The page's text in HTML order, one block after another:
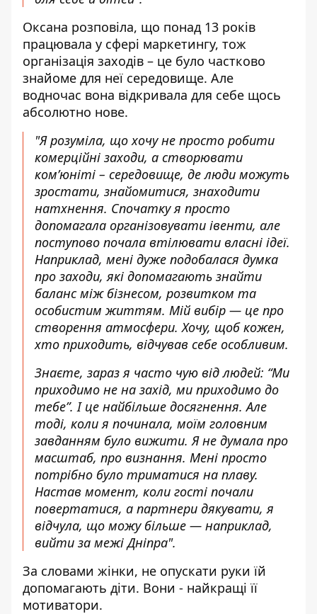
Оксана розповіла, що понад 13 років
працювала у сфері маркетингу, тож
організація заходів – це було частково
знайоме для неї середовище. Але
водночас вона відкривала для себе щось
абсолютно нове.
"Я розуміла, що хочу не просто робити
комерційні заходи, а створювати
ком’юніті – середовище, де люди можуть
зростати, знайомитися, знаходити
натхнення. Спочатку я просто
допомагала організовувати івенти, але
поступово почала втілювати власні ідеї.
Наприклад, мені дуже подобалася думка
про заходи, які допомагають знайти
баланс між бізнесом, розвитком та
особистим життям. Мій вибір — це про
створення атмосфери. Хочу, щоб кожен,
хто приходить, відчував себе особливим.
Знаєте, зараз я часто чую від людей: “Ми
приходимо не на захід, ми приходимо до
тебе”. І це найбільше досягнення. Але
тоді, коли я починала, моїм головним
завданням було вижити. Я не думала про
масштаб, про визнання. Мені просто
потрібно було триматися на плаву.
Настав момент, коли гості почали
повертатися, а партнери дякувати, я
відчула, що можу більше — наприклад,
вийти за межі Дніпра".
За словами жінки, не опускати руки їй
допомагають діти. Вони - найкращі її
мотиватори.